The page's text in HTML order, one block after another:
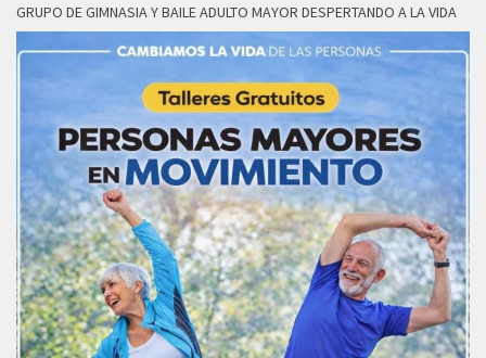
GRUPO DE GIMNASIA Y BAILE ADULTO MAYOR DESPERTANDO A LA VIDA